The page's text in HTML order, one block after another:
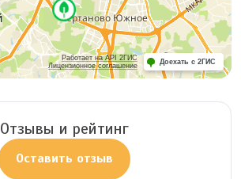
Работает на API 2ГИС
Лицензионное соглашение
Доехать с 2ГИС
Отзывы и рейтинг
Оставить отзыв